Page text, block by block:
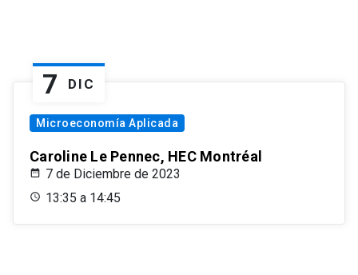
7 DIC
Microeconomía Aplicada
Caroline Le Pennec, HEC Montréal
7 de Diciembre de 2023
13:35 a 14:45